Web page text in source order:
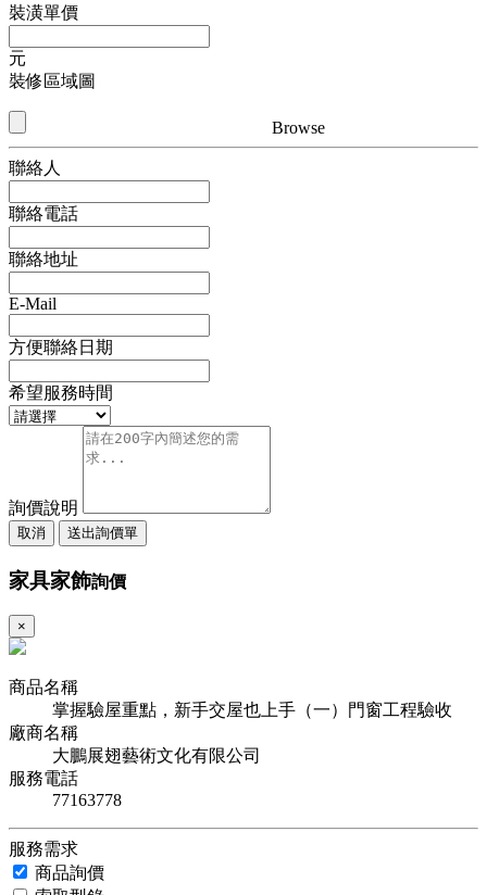
裝潢單價
元
裝修區域圖
Browse
聯絡人
聯絡電話
聯絡地址
E-Mail
方便聯絡日期
希望服務時間
詢價說明
取消 送出詢價單
家具家飾詢價
×
商品名稱
掌握驗屋重點，新手交屋也上手（一）門窗工程驗收
廠商名稱
大鵬展翅藝術文化有限公司
服務電話
77163778
服務需求
商品詢價